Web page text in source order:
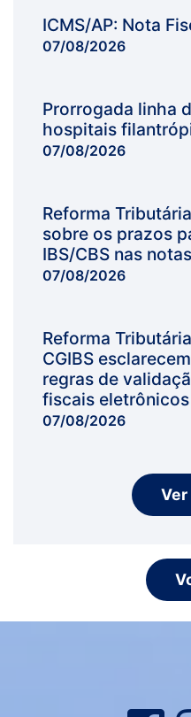
ICMS/AP: Nota
07/08/2026
Prorrogada linha
hospitais
07/08/2026
Reforma
sobre os prazos
IBS/CBS nas
07/08/2026
Reforma
CGIBS
regras de
fiscais eletrônicos
07/08/2026